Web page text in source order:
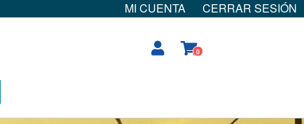
MI CUENTA CERRAR SESIÓN
0